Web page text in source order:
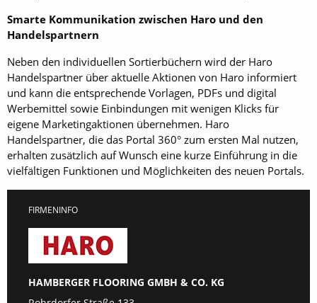
Smarte Kommunikation zwischen Haro und den
Handelspartnern
Neben den individuellen Sortierbüchern wird der Haro
Handelspartner über aktuelle Aktionen von Haro informiert
und kann die entsprechende Vorlagen, PDFs und digital
Werbemittel sowie Einbindungen mit wenigen Klicks für
eigene Marketingaktionen übernehmen. Haro
Handelspartner, die das Portal 360° zum ersten Mal nutzen,
erhalten zusätzlich auf Wunsch eine kurze Einführung in die
vielfältigen Funktionen und Möglichkeiten des neuen Portals.
FIRMENINFO
HAMBERGER FLOORING GMBH & CO. KG